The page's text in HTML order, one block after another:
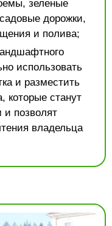
зеленые
дорожки,
и полива;
использовать
и разместить
которые станут
позволят
владельца